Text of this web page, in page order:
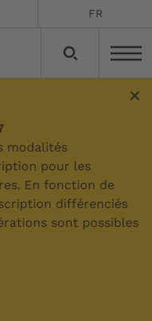
FR
modalités
pour les
En fonction de
différenciés
sont possibles
uniques
(ex bilans
humaines et